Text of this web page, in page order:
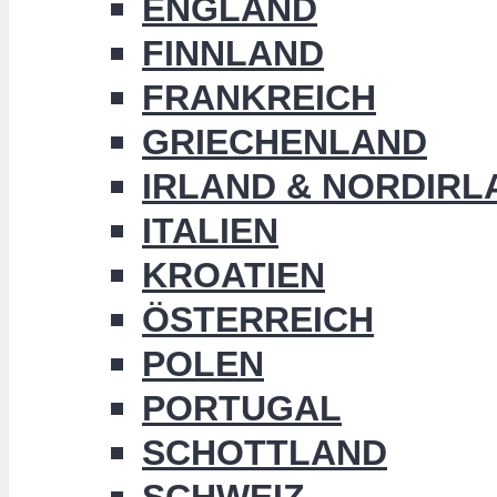
ENGLAND
FINNLAND
FRANKREICH
GRIECHENLAND
IRLAND &
ITALIEN
KROATIEN
ÖSTERREICH
POLEN
PORTUGAL
SCHOTTLAND